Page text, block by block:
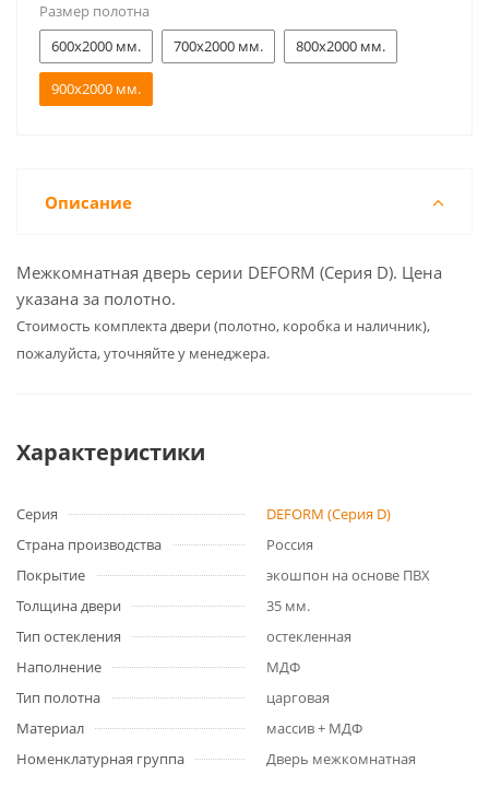
Размер полотна
600x2000 мм.
700x2000 мм. 800x2000 мм.
900x2000 мм.
Описание
Межкомнатная дверь серии DEFORM (Серия D). Цена
указана за полотно.
Cтоимость комплекта двери (полотно, коробка и наличник),
пожалуйста, уточняйте у менеджера.
Характеристики
Серия
DEFORM (Серия D)
Страна производства
Россия
Покрытие
экошпон на основе ПВХ
Толщина двери
35 мм.
Тип остекления
остекленная
Наполнение
МДФ
Тип полотна
царговая
Материал
массив + МДФ
Номенклатурная группа
Дверь межкомнатная